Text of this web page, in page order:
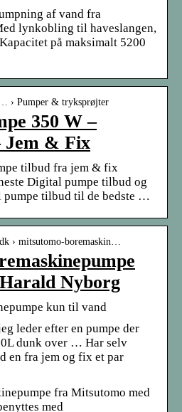
af vand fra
lynkobling til haveslangen,
på maksimalt 5200
› Pumper & tryksprøjter
350 W –
Jem & Fix
tilbud fra jem & fix
Digital pumpe tilbud og
tilbud til de bedste …
› mitsutomo-boremaskin…
Nyborg
kun til vand
leder efter en pumpe der
dunk over … Har selv
en fra jem og fix et par
fra Mitsutomo med
med